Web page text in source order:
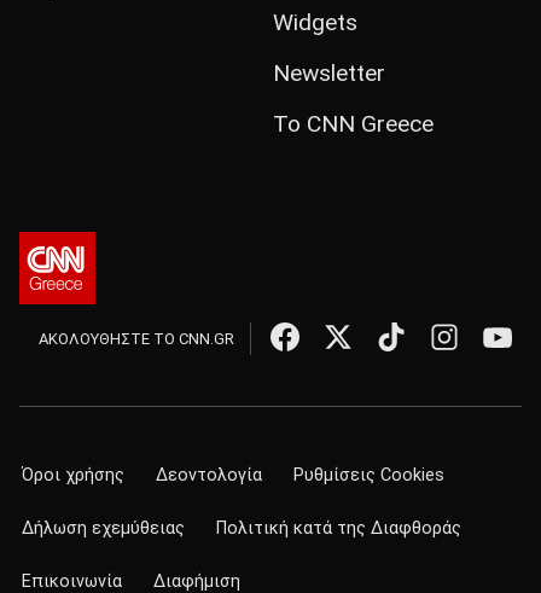
Widgets
Newsletter
Το CNN Greece
ΑΚΟΛΟΥΘΗΣΤΕ ΤΟ CNN.GR
Όροι χρήσης Δεοντολογία Ρυθμίσεις Cookies
Δήλωση εχεμύθειας Πολιτική κατά της Διαφθοράς
Επικοινωνία Διαφήμιση